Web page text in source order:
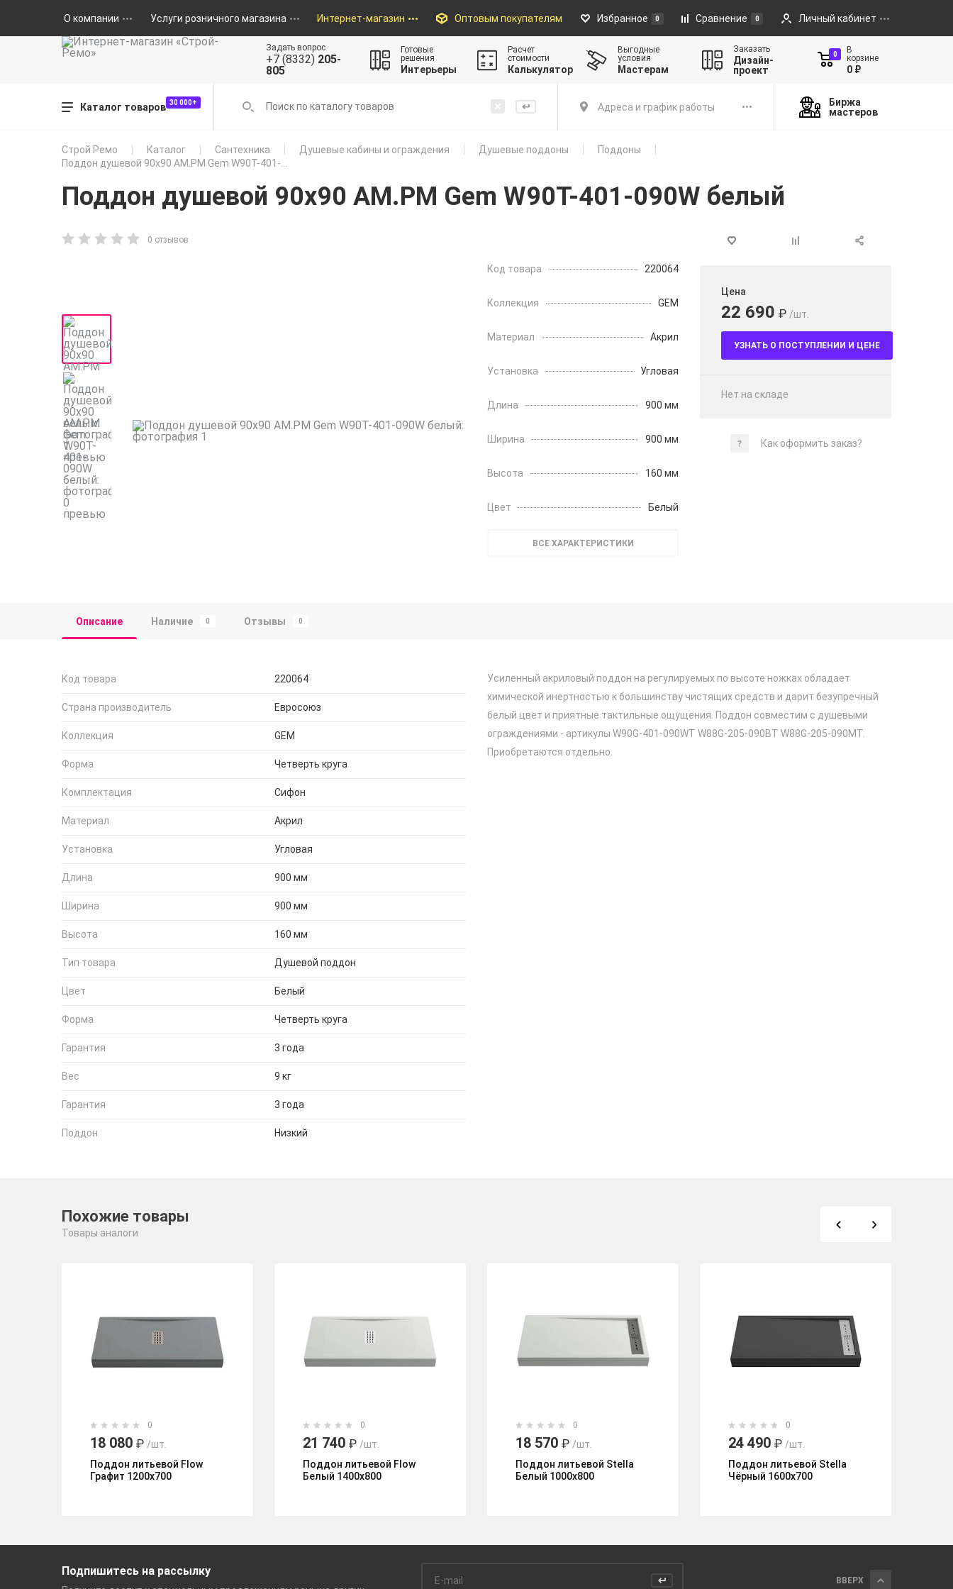
О компании Услуги розничного магазина Интернет-магазин Оптовым покупателям Избранное 0 Сравнение 0 Личный кабинет
Задать вопрос
+7 (8332) 205-
805
Готовые
решения
Интерьеры
Расчет
стоимости
Калькулятор
Выгодные
условия
Мастерам
Заказать
Дизайн-
проект
0
В
корзине
0 ₽
Каталог товаров 30 000+ Адреса и график работы
Биржа
мастеров
Строй Ремо Каталог Сантехника Душевые кабины и ограждения Душевые поддоны
Поддоны
Поддон душевой 90x90 AM.PM Gem W90T-401-...
Поддон душевой 90x90 AM.PM Gem W90T-401-090W белый
0 отзывов
Код товара 220064
Коллекция GEM
Материал Акрил
Установка Угловая
Длина 900 мм
Ширина 900 мм
Высота 160 мм
Цвет Белый
ВСЕ ХАРАКТЕРИСТИКИ
Цена
22 690 ₽ /шт.
УЗНАТЬ О ПОСТУПЛЕНИИ И ЦЕНЕ
Нет на складе
Как оформить заказ?
Описание Наличие 0 Отзывы 0
Код товара 220064
Страна производитель Евросоюз
Коллекция GEM
Форма Четверть круга
Комплектация Сифон
Материал Акрил
Установка Угловая
Длина 900 мм
Ширина 900 мм
Высота 160 мм
Тип товара Душевой поддон
Цвет Белый
Форма Четверть круга
Гарантия 3 года
Вес 9 кг
Гарантия 3 года
Поддон Низкий
Усиленный акриловый поддон на регулируемых по высоте ножках обладает
химической инертностью к большинству чистящих средств и дарит безупречный
белый цвет и приятные тактильные ощущения. Поддон совместим с душевыми
ограждениями - артикулы W90G-401-090WT W88G-205-090BT W88G-205-090MT.
Приобретаются отдельно.
Похожие товары
Товары аналоги
0
18 080 ₽ /шт.
Поддон литьевой Flow
Графит 1200x700
0
21 740 ₽ /шт.
Поддон литьевой Flow
Белый 1400x800
0
18 570 ₽ /шт.
Поддон литьевой Stella
Белый 1000x800
0
24 490 ₽ /шт.
Поддон литьевой Stella
Чёрный 1600x700
Подпишитесь на рассылку
ВВЕРХ